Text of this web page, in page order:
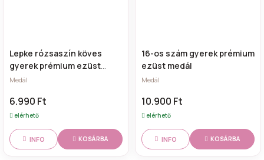
Lepke rózsaszín köves
gyerek prémium ezüst
medál
Medál
6.990 Ft
elérhető
INFO KOSÁRBA
16-os szám gyerek prémium
ezüst medál
Medál
10.900 Ft
elérhető
INFO KOSÁRBA